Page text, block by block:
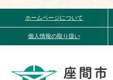
ホームページについて
個人情報の取り扱い